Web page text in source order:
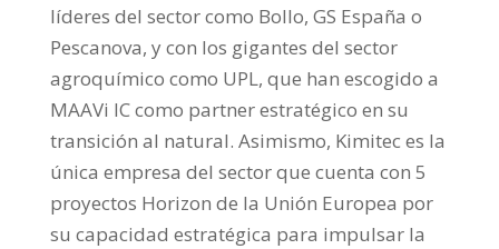
líderes del sector como Bollo, GS España o
Pescanova, y con los gigantes del sector
agroquímico como UPL, que han escogido a
MAAVi IC como partner estratégico en su
transición al natural. Asimismo, Kimitec es la
única empresa del sector que cuenta con 5
proyectos Horizon de la Unión Europea por
su capacidad estratégica para impulsar la